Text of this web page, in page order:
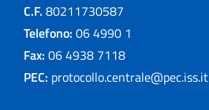
C.F. 80211730587
Telefono: 06 4990 1
Fax: 06 4938 7118
PEC: protocollo.centrale@pec.iss.it